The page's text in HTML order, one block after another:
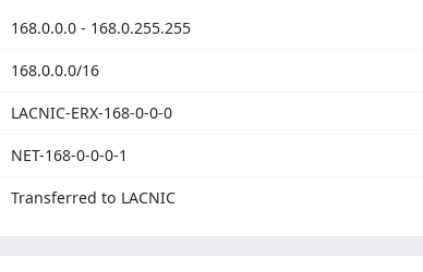
168.0.0.0 - 168.0.255.255
168.0.0.0/16
LACNIC-ERX-168-0-0-0
NET-168-0-0-0-1
Transferred to LACNIC